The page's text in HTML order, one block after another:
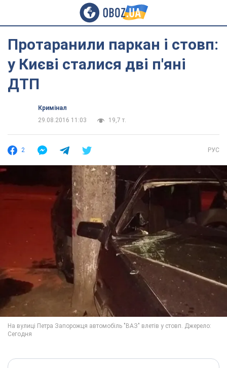
Протаранили паркан і стовп:
у Києві сталися дві п'яні
ДТП
Кримінал
29.08.2016 11:03
19,7 т.
2 РУС